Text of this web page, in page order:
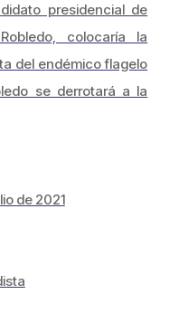
presidencial de
colocaría la
del endémico flagelo
se derrotará a la
de 2021